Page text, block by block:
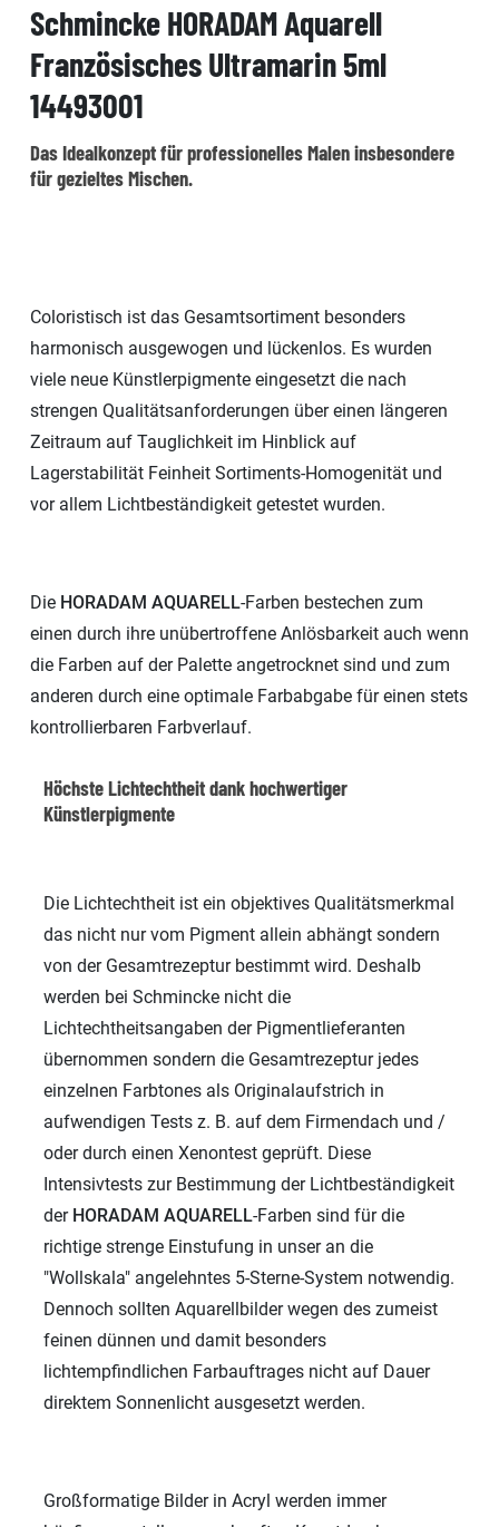
Schmincke HORADAM Aquarell
Französisches Ultramarin 5ml
14493001
Das Idealkonzept für professionelles Malen insbesondere
für gezieltes Mischen.
Coloristisch ist das Gesamtsortiment besonders
harmonisch ausgewogen und lückenlos. Es wurden
viele neue Künstlerpigmente eingesetzt die nach
strengen Qualitätsanforderungen über einen längeren
Zeitraum auf Tauglichkeit im Hinblick auf
Lagerstabilität Feinheit Sortiments-Homogenität und
vor allem Lichtbeständigkeit getestet wurden.
Die HORADAM AQUARELL-Farben bestechen zum
einen durch ihre unübertroffene Anlösbarkeit auch wenn
die Farben auf der Palette angetrocknet sind und zum
anderen durch eine optimale Farbabgabe für einen stets
kontrollierbaren Farbverlauf.
Höchste Lichtechtheit dank hochwertiger
Künstlerpigmente
Die Lichtechtheit ist ein objektives Qualitätsmerkmal
das nicht nur vom Pigment allein abhängt sondern
von der Gesamtrezeptur bestimmt wird. Deshalb
werden bei Schmincke nicht die
Lichtechtheitsangaben der Pigmentlieferanten
übernommen sondern die Gesamtrezeptur jedes
einzelnen Farbtones als Originalaufstrich in
aufwendigen Tests z. B. auf dem Firmendach und /
oder durch einen Xenontest geprüft. Diese
Intensivtests zur Bestimmung der Lichtbeständigkeit
der HORADAM AQUARELL-Farben sind für die
richtige strenge Einstufung in unser an die
"Wollskala" angelehntes 5-Sterne-System notwendig.
Dennoch sollten Aquarellbilder wegen des zumeist
feinen dünnen und damit besonders
lichtempfindlichen Farbauftrages nicht auf Dauer
direktem Sonnenlicht ausgesetzt werden.
Großformatige Bilder in Acryl werden immer